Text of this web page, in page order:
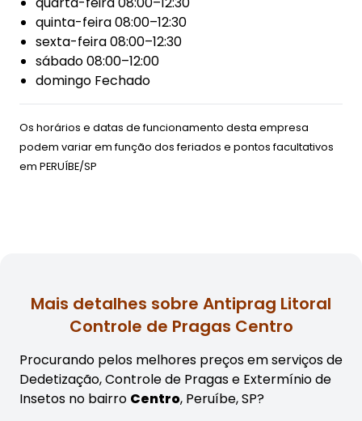
quinta-feira 08:00–12:30
sexta-feira 08:00–12:30
sábado 08:00–12:00
domingo Fechado
Os horários e datas de funcionamento desta empresa
podem variar em função dos feriados e pontos facultativos
em PERUÍBE/SP
Mais detalhes sobre Antiprag Litoral
Controle de Pragas Centro
Procurando pelos melhores preços em serviços de
Dedetização, Controle de Pragas e Extermínio de
Insetos no bairro Centro, Peruíbe, SP?